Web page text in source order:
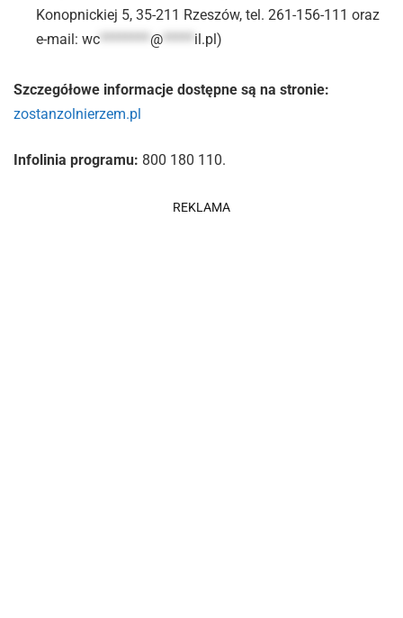
Konopnickiej 5, 35-211 Rzeszów, tel. 261-156-111 oraz
e-mail: wc ******** @ ***** il.pl)
Szczegółowe informacje dostępne są na stronie:
zostanzolnierzem.pl
Infolinia programu: 800 180 110.
REKLAMA